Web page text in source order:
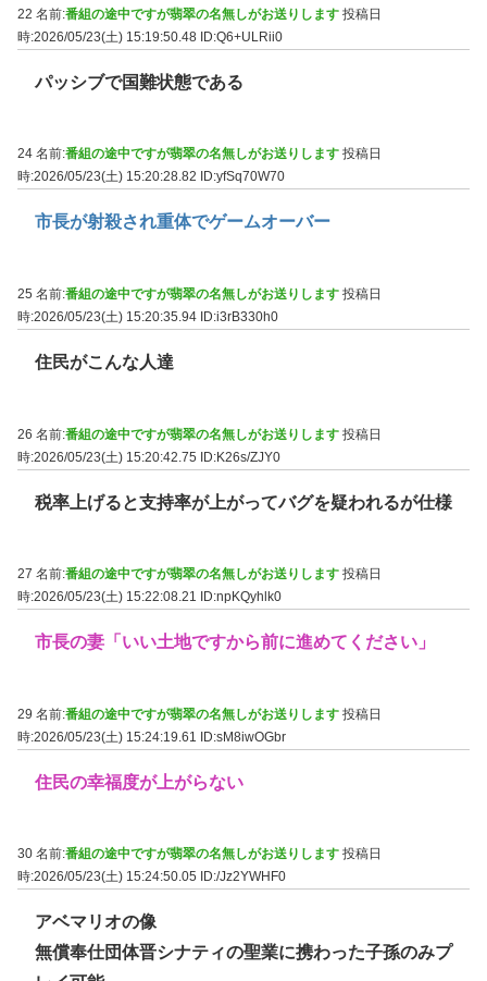
22 名前:番組の途中ですが翡翠の名無しがお送りします 投稿日
時:2026/05/23(土) 15:19:50.48 ID:Q6+ULRii0
パッシブで国難状態である
24 名前:番組の途中ですが翡翠の名無しがお送りします 投稿日
時:2026/05/23(土) 15:20:28.82
ID:yfSq70W70
市長が射殺され重体でゲームオーバー
25 名前:番組の途中ですが翡翠の名無しがお送りします 投稿日
時:2026/05/23(土) 15:20:35.94 ID:i3rB330h0
住民がこんな人達
26 名前:番組の途中ですが翡翠の名無しがお送りします 投稿日
時:2026/05/23(土) 15:20:42.75 ID:K26s/ZJY0
税率上げると支持率が上がってバグを疑われるが仕様
27 名前:番組の途中ですが翡翠の名無しがお送りします 投稿日
時:2026/05/23(土) 15:22:08.21
ID:npKQyhlk0
市長の妻「いい土地ですから前に進めてください」
29 名前:番組の途中ですが翡翠の名無しがお送りします 投稿日
時:2026/05/23(土) 15:24:19.61 ID:sM8iwOGbr
住民の幸福度が上がらない
30 名前:番組の途中ですが翡翠の名無しがお送りします 投稿日
時:2026/05/23(土) 15:24:50.05
ID:/Jz2YWHF0
アベマリオの像
無償奉仕団体晋シナティの聖業に携わった子孫のみプ